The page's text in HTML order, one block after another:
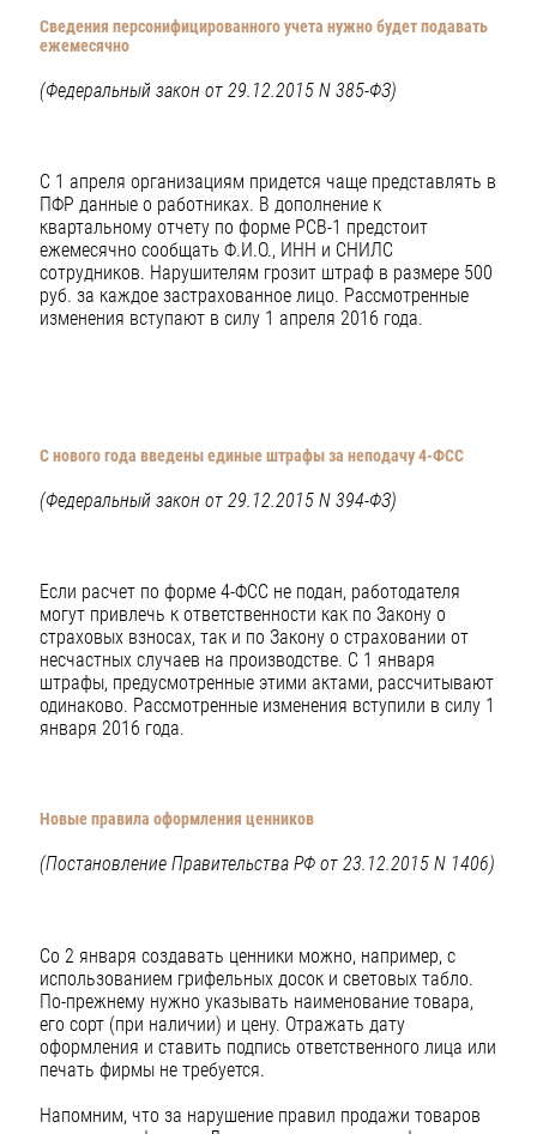
Сведения персонифицированного учета нужно будет подавать
ежемесячно
(Федеральный закон от 29.12.2015 N 385-ФЗ)
С 1 апреля организациям придется чаще представлять в
ПФР данные о работниках. В дополнение к
квартальному отчету по форме РСВ-1 предстоит
ежемесячно сообщать Ф.И.О., ИНН и СНИЛС
сотрудников. Нарушителям грозит штраф в размере 500
руб. за каждое застрахованное лицо. Рассмотренные
изменения вступают в силу 1 апреля 2016 года.
С нового года введены единые штрафы за неподачу 4-ФСС
(Федеральный закон от 29.12.2015 N 394-ФЗ)
Если расчет по форме 4-ФСС не подан, работодателя
могут привлечь к ответственности как по Закону о
страховых взносах, так и по Закону о страховании от
несчастных случаев на производстве. С 1 января
штрафы, предусмотренные этими актами, рассчитывают
одинаково. Рассмотренные изменения вступили в силу 1
января 2016 года.
Новые правила оформления ценников
(Постановление Правительства РФ от 23.12.2015 N 1406)
Со 2 января создавать ценники можно, например, с
использованием грифельных досок и световых табло.
По-прежнему нужно указывать наименование товара,
его сорт (при наличии) и цену. Отражать дату
оформления и ставить подпись ответственного лица или
печать фирмы не требуется.
Напомним, что за нарушение правил продажи товаров